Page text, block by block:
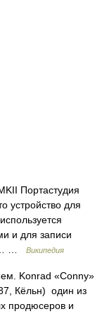
Портастудия
устройство для
и для записи
…
Википедия
Konrad «Conny»
Кёльн) один из
продюсеров и